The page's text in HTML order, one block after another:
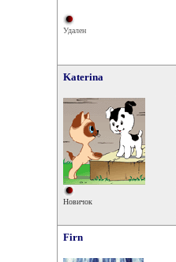
Удален
Katerina
Новичок
Firn